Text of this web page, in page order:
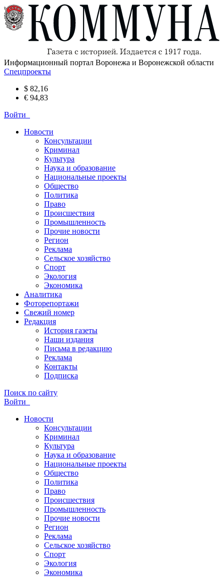
Информационный портал Воронежа и Воронежской области
Спецпроекты
$ 82,16
€ 94,83
Войти
Новости
Консультации
Криминал
Культура
Наука и образование
Национальные проекты
Общество
Политика
Право
Происшествия
Промышленность
Прочие новости
Регион
Реклама
Сельское хозяйство
Спорт
Экология
Экономика
Аналитика
Фоторепортажи
Свежий номер
Редакция
История газеты
Наши издания
Письма в редакцию
Реклама
Контакты
Подписка
Поиск по сайту
Войти
Новости
Консультации
Криминал
Культура
Наука и образование
Национальные проекты
Общество
Политика
Право
Происшествия
Промышленность
Прочие новости
Регион
Реклама
Сельское хозяйство
Спорт
Экология
Экономика